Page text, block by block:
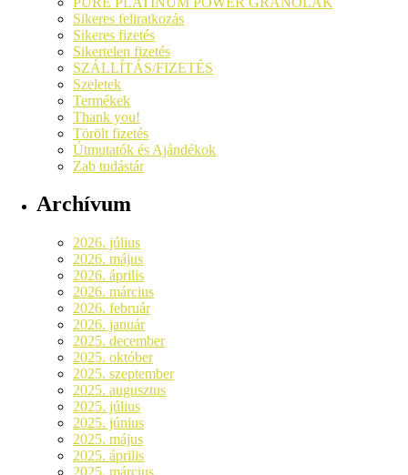
Sikeres feliratkozás
Sikeres fizetés
Sikertelen fizetés
SZÁLLÍTÁS/FIZETÉS
Szeletek
Termékek
Thank you!
Törölt fizetés
Útmutatók és Ajándékok
Zab tudástár
Archívum
2026. július
2026. május
2026. április
2026. március
2026. február
2026. január
2025. december
2025. október
2025. szeptember
2025. augusztus
2025. július
2025. június
2025. május
2025. április